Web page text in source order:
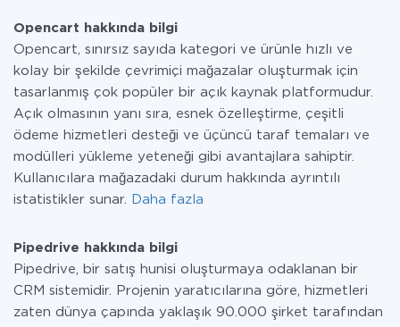
Opencart hakkında bilgi
Opencart, sınırsız sayıda kategori ve ürünle hızlı ve
kolay bir şekilde çevrimiçi mağazalar oluşturmak için
tasarlanmış çok popüler bir açık kaynak platformudur.
Açık olmasının yanı sıra, esnek özelleştirme, çeşitli
ödeme hizmetleri desteği ve üçüncü taraf temaları ve
modülleri yükleme yeteneği gibi avantajlara sahiptir.
Kullanıcılara mağazadaki durum hakkında ayrıntılı
istatistikler sunar.
Daha fazla
Pipedrive hakkında bilgi
Pipedrive, bir satış hunisi oluşturmaya odaklanan bir
CRM sistemidir. Projenin yaratıcılarına göre, hizmetleri
zaten dünya çapında yaklaşık 90.000 şirket tarafından